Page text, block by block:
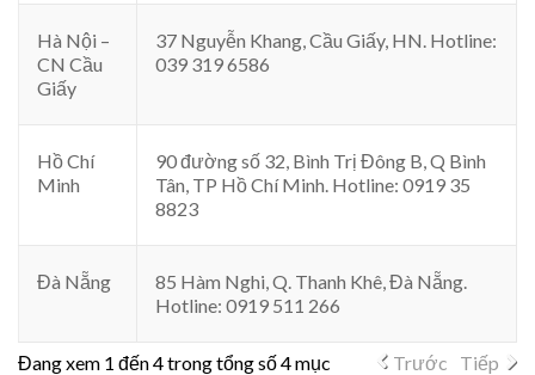
Hà Nội –
CN Cầu
Giấy
37 Nguyễn Khang, Cầu Giấy, HN. Hotline:
039 319 6586
Hồ Chí
Minh
90 đường số 32, Bình Trị Đông B, Q Bình
Tân, TP Hồ Chí Minh. Hotline: 0919 35
8823
Đà Nẵng
85 Hàm Nghi, Q. Thanh Khê, Đà Nẵng.
Hotline: 0919 511 266
Đang xem 1 đến 4 trong tổng số 4 mục Trước Tiếp